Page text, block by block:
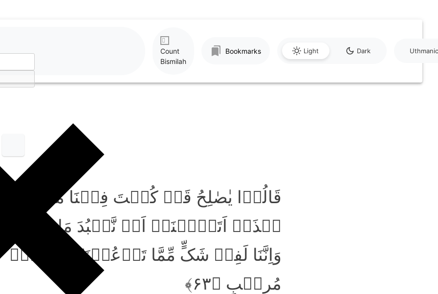
Count
Bismilah
Bookmarks Light Dark Uthmanic
قَالُوۡا یٰصٰلِحُ قَدۡ کُنۡتَ فِیۡنَا
ہٰذَاۤ اَتَنۡہٰنَاۤ اَنۡ نَّعۡبُدَ مَا یَعۡبُدُ
وَاِنَّنَا لَفِیۡ شَکٍّ مِّمَّا تَدۡعُوۡنَاۤ اِلَیۡہِ
مُرِیۡبٍ ﴿۶۳﴾